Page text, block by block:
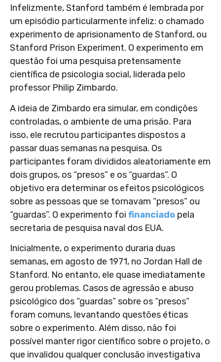
Infelizmente, Stanford também é lembrada por
um episódio particularmente infeliz: o chamado
experimento de aprisionamento de Stanford, ou
Stanford Prison Experiment. O experimento em
questão foi uma pesquisa pretensamente
científica de psicologia social, liderada pelo
professor Philip Zimbardo.
A ideia de Zimbardo era simular, em condições
controladas, o ambiente de uma prisão. Para
isso, ele recrutou participantes dispostos a
passar duas semanas na pesquisa. Os
participantes foram divididos aleatoriamente em
dois grupos, os “presos” e os “guardas”. O
objetivo era determinar os efeitos psicológicos
sobre as pessoas que se tornavam “presos” ou
“guardas”. O experimento foi financiado pela
secretaria de pesquisa naval dos EUA.
Inicialmente, o experimento duraria duas
semanas, em agosto de 1971, no Jordan Hall de
Stanford. No entanto, ele quase imediatamente
gerou problemas. Casos de agressão e abuso
psicológico dos “guardas” sobre os “presos”
foram comuns, levantando questões éticas
sobre o experimento. Além disso, não foi
possível manter rigor científico sobre o projeto, o
que invalidou qualquer conclusão investigativa